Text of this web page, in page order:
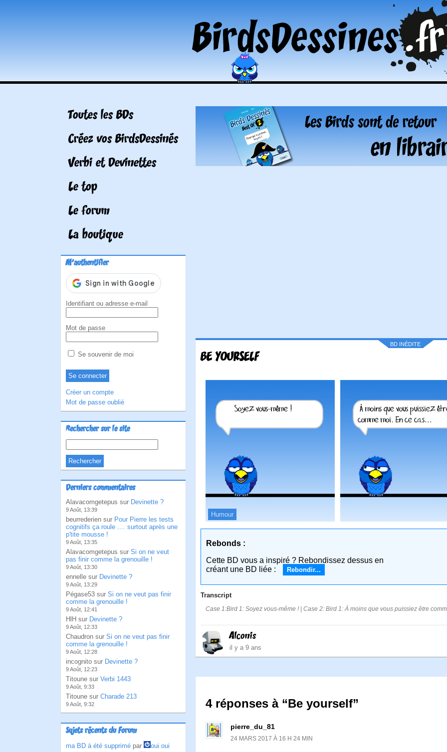
Toutes les BDs
Créez vos BirdsDessinés
Verbi et Devinettes
Le top
Le forum
La boutique
M'authentifier
Identifiant ou adresse e-mail
Mot de passe
Se souvenir de moi
Créer un compte
Mot de passe oublié
Rechercher sur le site
Derniers commentaires
Alavacomgetepus sur Devinette ?
9 Août, 13:39
beurrederien sur Pour Pierre les tests
cognitifs ça roule .... surtout après une
p'tite mousse !
9 Août, 13:35
Alavacomgetepus sur Si on ne veut
pas finir comme la grenouille !
9 Août, 13:30
ennelle sur Devinette ?
9 Août, 13:29
Pégase53 sur Si on ne veut pas finir
comme la grenouille !
9 Août, 12:41
HlH sur Devinette ?
9 Août, 12:33
Chaudron sur Si on ne veut pas finir
comme la grenouille !
9 Août, 12:28
incognito sur Devinette ?
9 Août, 12:23
Titoune sur Verbi 1443
9 Août, 9:33
Titoune sur Charade 213
9 Août, 9:32
Sujets récents du Forum
ma BD à été supprimé par
oui oui
BD INÉDITE
BE YOURSELF
Humour
Rebonds :
Cette BD vous a inspiré ? Rebondissez dessus en
créant une BD liée :
Rebondir...
Transcript
Case 1:Bird 1: Soyez vous-même ! | Case 2: Bird 1: À moins que vous puissiez être
Alconis
il y a 9 ans
4 réponses à “Be yourself”
pierre_du_81
24 MARS 2017 À 16 H 24 MIN